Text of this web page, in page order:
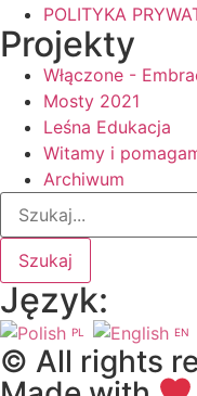
POLITYKA
Projekty
Włączone -
Mosty 2021
Leśna Edukacja
Witamy i
Archiwum
Szukaj
Język:
PL EN
© All rights